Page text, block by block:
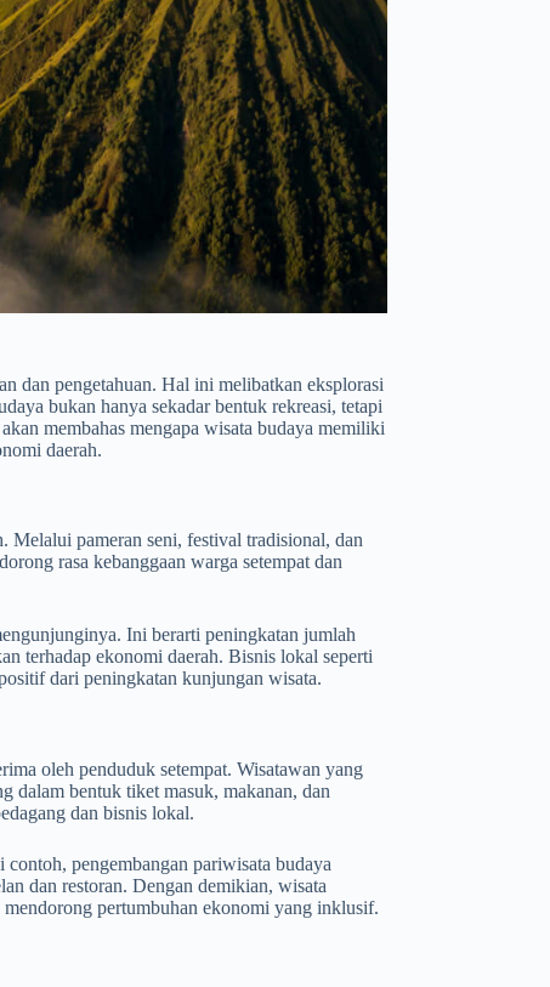
dan pengetahuan. Hal ini melibatkan eksplorasi
bukan hanya sekadar bentuk rekreasi, tetapi
membahas mengapa wisata budaya memiliki
daerah.
Melalui pameran seni, festival tradisional, dan
rasa kebanggaan warga setempat dan
Ini berarti peningkatan jumlah
terhadap ekonomi daerah. Bisnis lokal seperti
dari peningkatan kunjungan wisata.
oleh penduduk setempat. Wisatawan yang
dalam bentuk tiket masuk, makanan, dan
dan bisnis lokal.
pengembangan pariwisata budaya
dan restoran. Dengan demikian, wisata
pertumbuhan ekonomi yang inklusif.